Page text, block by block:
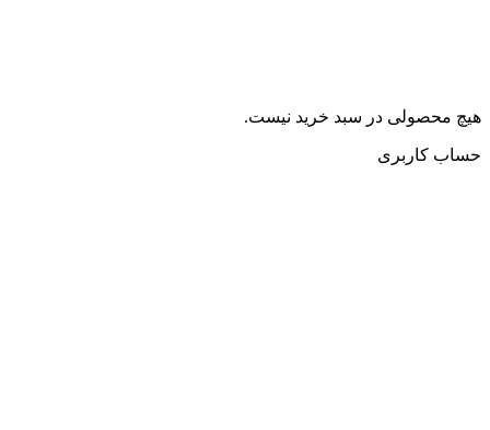
هیچ محصولی در سبد خرید نیست.
حساب کاربری